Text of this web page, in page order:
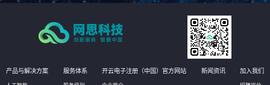
产品与解决方案 服务体系 开云电子注册（中国）官方网站 新闻资讯 加入我们